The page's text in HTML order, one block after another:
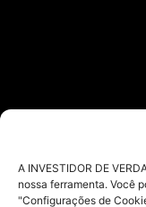
A INVESTIDOR DE
nossa ferramenta. Você
"Configurações de